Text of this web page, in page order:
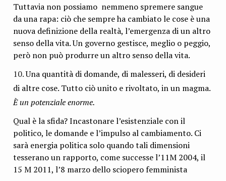
Tuttavia non possiamo nemmeno spremere sangue
da una rapa: ciò che sempre ha cambiato le cose è una
nuova definizione della realtà, l’emergenza di un altro
senso della vita. Un governo gestisce, meglio o peggio,
però non può produrre un altro senso della vita.
Una quantità di domande, di malesseri, di desideri
di altre cose. Tutto ciò unito e rivoltato, in un magma.
È un potenziale enorme.
Qual è la sfida? Incastonare l’esistenziale con il
politico, le domande e l’impulso al cambiamento. Ci
sarà energia politica solo quando tali dimensioni
tesserano un rapporto, come successe l’11M 2004, il
15 M 2011, l’8 marzo dello sciopero femminista